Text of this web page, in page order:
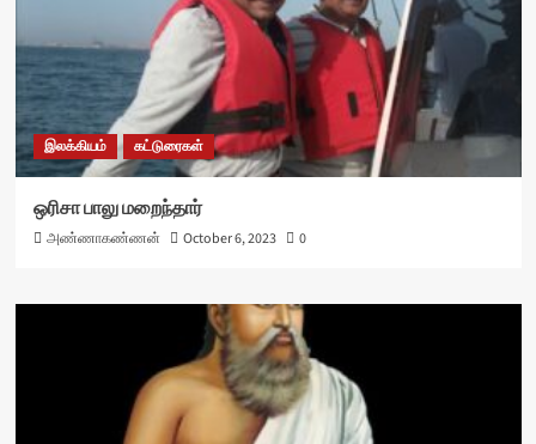
இலக்கியம் கட்டுரைகள்
ஒரிசா பாலு மறைந்தார்
அண்ணாகண்ணன் October 6, 2023 0